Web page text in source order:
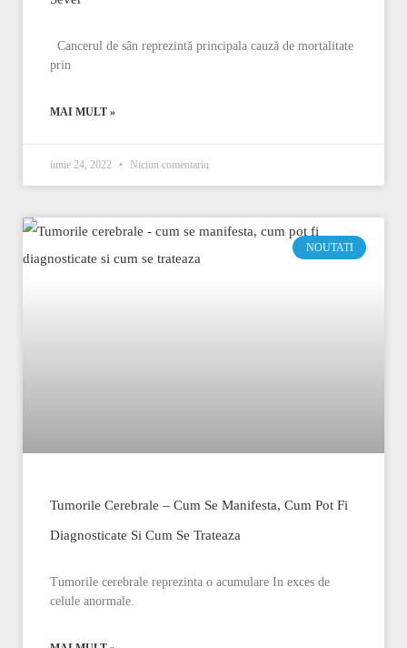
Cancerul de sân reprezintă principala cauză de mortalitate
prin
MAI MULT »
iunie 24, 2022 Niciun comentariu
NOUTATI
Tumorile Cerebrale – Cum Se Manifesta, Cum Pot Fi
Diagnosticate Si Cum Se Trateaza
Tumorile cerebrale reprezinta o acumulare In exces de
celule anormale.